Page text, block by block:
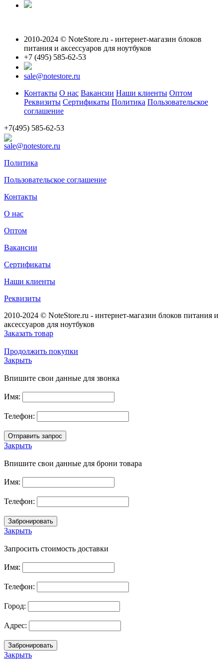
2010-2024 © NoteStore.ru - интернет-магазин блоков
питания и аксессуаров для ноутбуков
+7 (495) 585-62-53
sale@notestore.ru
Контакты О нас Вакансии Наши клиенты Оптом
Реквизиты Сертификаты Политика Пользовательское
соглашение
+7(495) 585-62-53
sale@notestore.ru
Политика
Пользовательское соглашение
Контакты
О нас
Оптом
Вакансии
Сертификаты
Наши клиенты
Реквизиты
2010-2024 © NoteStore.ru - интернет-магазин блоков питания и
аксессуаров для ноутбуков
Заказать товар
Продолжить покупки
Закрыть
Впишите свои данные для звонка
Имя:
Телефон:
Закрыть
Впишите свои данные для брони товара
Имя:
Телефон:
Закрыть
Запросить стоимость доставки
Имя:
Телефон:
Город:
Адрес:
Закрыть